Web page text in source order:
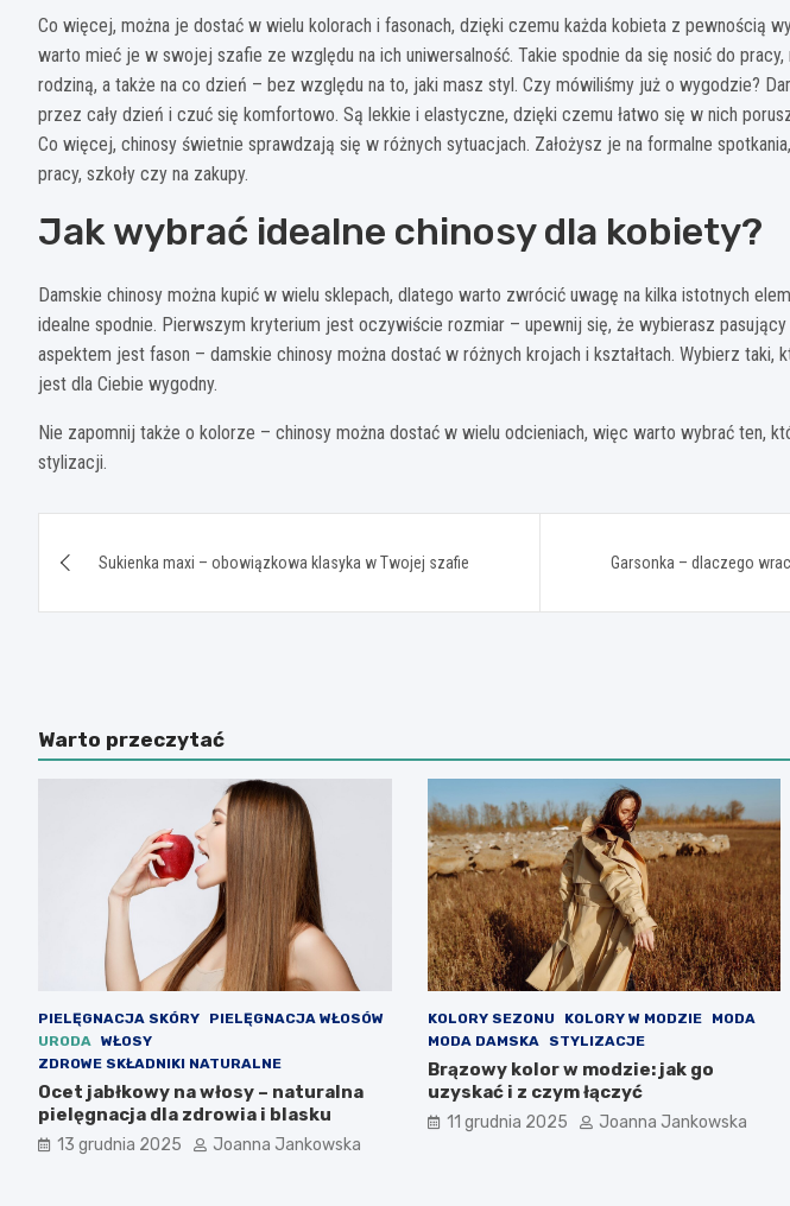
Co więcej, można je dostać w wielu kolorach i fasonach, dzięki czemu każda kobieta z pewnością
warto mieć je w swojej szafie ze względu na ich uniwersalność. Takie spodnie da się nosić do
rodziną, a także na co dzień – bez względu na to, jaki masz styl. Czy mówiliśmy już o wygodzie?
przez cały dzień i czuć się komfortowo. Są lekkie i elastyczne, dzięki czemu łatwo się w nich
Co więcej, chinosy świetnie sprawdzają się w różnych sytuacjach. Założysz je na formalne
pracy, szkoły czy na zakupy.
Jak wybrać idealne chinosy dla kobiety?
Damskie chinosy można kupić w wielu sklepach, dlatego warto zwrócić uwagę na kilka istotnych
idealne spodnie. Pierwszym kryterium jest oczywiście rozmiar – upewnij się, że wybierasz
aspektem jest fason – damskie chinosy można dostać w różnych krojach i kształtach. Wybierz taki,
jest dla Ciebie wygodny.
Nie zapomnij także o kolorze – chinosy można dostać w wielu odcieniach, więc warto wybrać ten,
stylizacji.
wpisu
Sukienka maxi – obowiązkowa klasyka w Twojej szafie Garsonka – dlaczego
Warto przeczytać
PIELĘGNACJA SKÓRY
PIELĘGNACJA WŁOSÓW
URODA
WŁOSY
ZDROWE SKŁADNIKI NATURALNE
Ocet jabłkowy na włosy – naturalna
pielęgnacja dla zdrowia i blasku
13 grudnia 2025 Joanna Jankowska
KOLORY SEZONU KOLORY W MODZIE
MODA
MODA DAMSKA
STYLIZACJE
Brązowy kolor w modzie: jak go
uzyskać i z czym łączyć
11 grudnia 2025 Joanna Jankowska